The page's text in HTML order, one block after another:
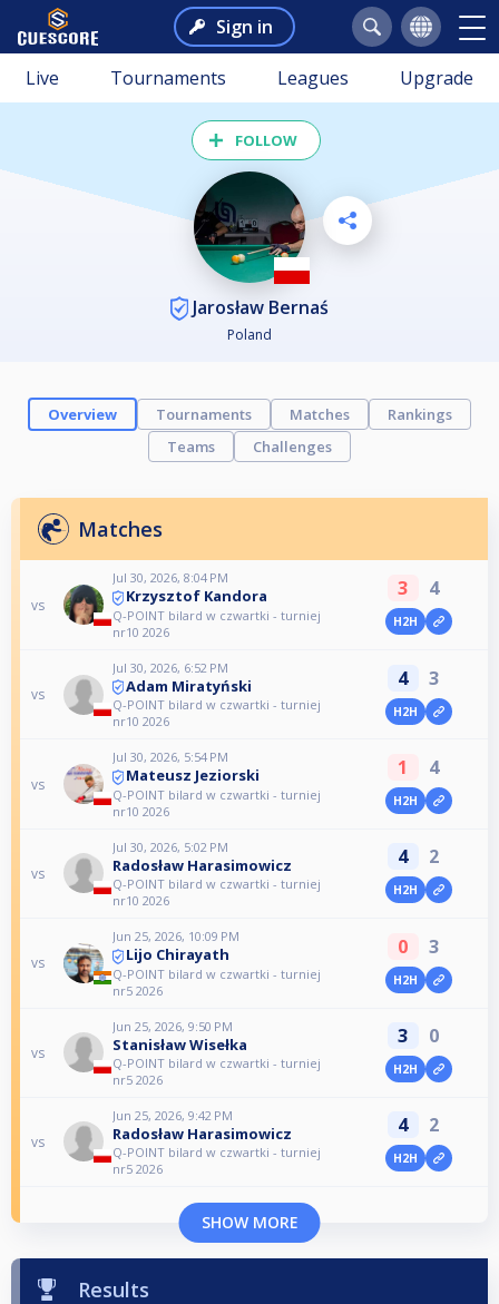
Sign in
Live Tournaments Leagues Upgrade
FOLLOW
Jarosław Bernaś
Poland
Overview Tournaments Matches
Rankings
Teams
Challenges
Matches
vs
Jul 30, 2026, 8:04 PM
Krzysztof Kandora
Q-POINT bilard w czwartki - turniej
nr10 2026
3 4
H2H
vs
Jul 30, 2026, 6:52 PM
Adam Miratyński
Q-POINT bilard w czwartki - turniej
nr10 2026
4 3
H2H
vs
Jul 30, 2026, 5:54 PM
Mateusz Jeziorski
Q-POINT bilard w czwartki - turniej
nr10 2026
1 4
H2H
vs
Jul 30, 2026, 5:02 PM
Radosław Harasimowicz
Q-POINT bilard w czwartki - turniej
nr10 2026
4 2
H2H
vs
Jun 25, 2026, 10:09 PM
Lijo Chirayath
Q-POINT bilard w czwartki - turniej
nr5 2026
0 3
H2H
vs
Jun 25, 2026, 9:50 PM
Stanisław Wisełka
Q-POINT bilard w czwartki - turniej
nr5 2026
3 0
H2H
vs
Jun 25, 2026, 9:42 PM
Radosław Harasimowicz
Q-POINT bilard w czwartki - turniej
nr5 2026
4 2
H2H
SHOW MORE
Results